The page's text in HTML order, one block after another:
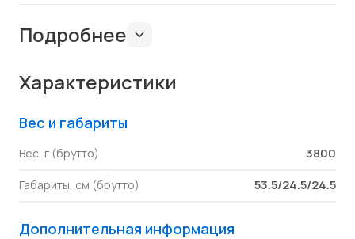
Подробнее
Характеристики
Вес и габариты
Вес, г (брутто) 3800
Габариты, см (брутто) 53.5/24.5/24.5
Дополнительная информация